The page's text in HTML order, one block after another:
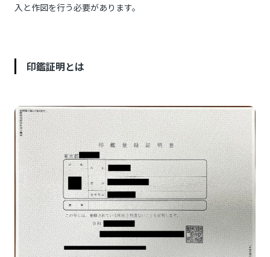
入と作図を行う必要があります。
印鑑証明とは